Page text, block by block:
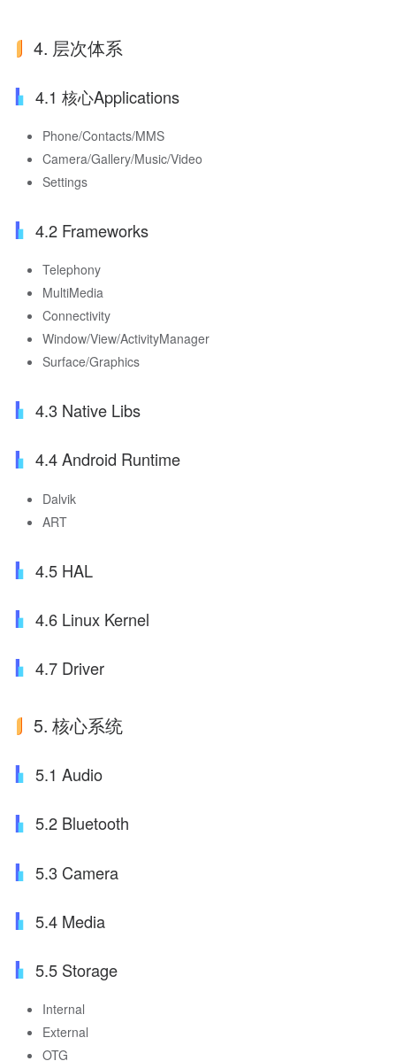
4. 层次体系
4.1 核心Applications
Phone/Contacts/MMS
Camera/Gallery/Music/Video
Settings
4.2 Frameworks
Telephony
MultiMedia
Connectivity
Window/View/ActivityManager
Surface/Graphics
4.3 Native Libs
4.4 Android Runtime
Dalvik
ART
4.5 HAL
4.6 Linux Kernel
4.7 Driver
5. 核心系统
5.1 Audio
5.2 Bluetooth
5.3 Camera
5.4 Media
5.5 Storage
Internal
External
OTG